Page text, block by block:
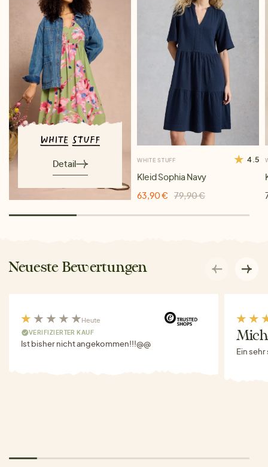
Detail WHITE STUFF 4.5
Kleid Sophia Navy
63,90 €
79,90 €
Neueste Bewertungen
Heute
VERIFIZIERTER KAUF
Ist bisher nicht angekommen!!!@@
Ein